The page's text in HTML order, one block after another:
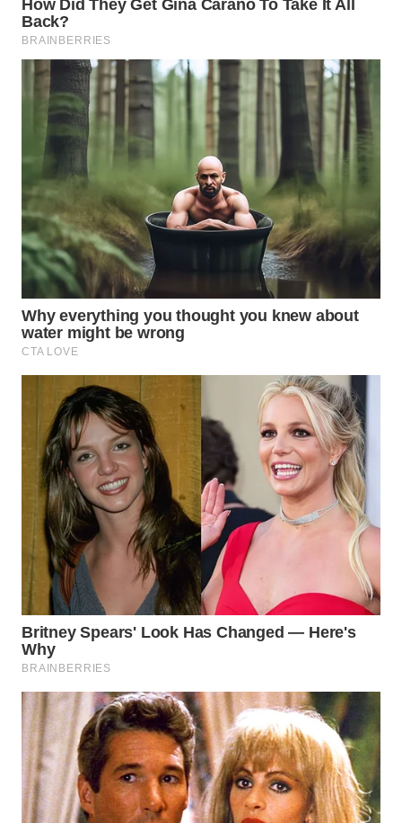
WAHANA
TRAVEL
WAHANA
TV
WAHANANEWS
ID
WAHANANEWS
CO ID
WAHANANEWS
WAHANA
SPORT
WAHANA
UMKM
WAHANA
SELEB
WAHANA
PERSONA
WAHANA
OTOMOTIF
HEALTH
WAHANA
DESA
WISATA